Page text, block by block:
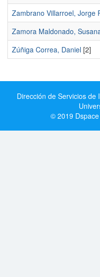
Zambrano Villarroel, Jorge
Zamora Maldonado,
Zúñiga Correa, Daniel [2]
Dirección de Servicios de
© 2019